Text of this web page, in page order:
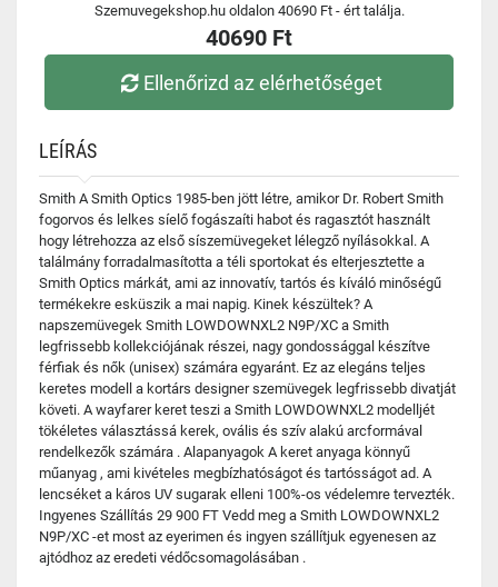
Szemuvegekshop.hu oldalon 40690 Ft - ért találja.
40690 Ft
Ellenőrizd az elérhetőséget
LEÍRÁS
Smith A Smith Optics 1985-ben jött létre, amikor Dr. Robert Smith
fogorvos és lelkes síelő fogászaíti habot és ragasztót használt
hogy létrehozza az első síszemüvegeket lélegző nyílásokkal. A
találmány forradalmasította a téli sportokat és elterjesztette a
Smith Optics márkát, ami az innovatív, tartós és kíváló minőségű
termékekre esküszik a mai napig. Kinek készültek? A
napszemüvegek Smith LOWDOWNXL2 N9P/XC a Smith
legfrissebb kollekciójának részei, nagy gondossággal készítve
férfiak és nők (unisex) számára egyaránt. Ez az elegáns teljes
keretes modell a kortárs designer szemüvegek legfrissebb divatját
követi. A wayfarer keret teszi a Smith LOWDOWNXL2 modelljét
tökéletes választássá kerek, ovális és szív alakú arcformával
rendelkezők számára . Alapanyagok A keret anyaga könnyű
műanyag , ami kivételes megbízhatóságot és tartósságot ad. A
lencséket a káros UV sugarak elleni 100%-os védelemre tervezték.
Ingyenes Szállítás 29 900 FT Vedd meg a Smith LOWDOWNXL2
N9P/XC -et most az eyerimen és ingyen szállítjuk egyenesen az
ajtódhoz az eredeti védőcsomagolásában .